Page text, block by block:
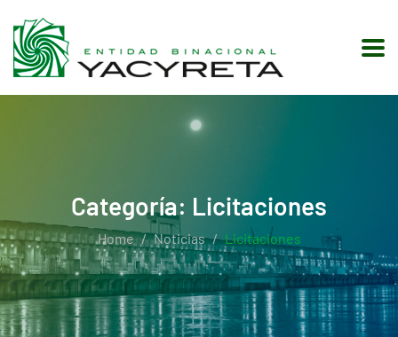
Categoría: Licitaciones
Home Noticias Licitaciones